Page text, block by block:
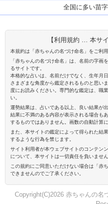
全国に多い苗
【利用規約 … 本サ
本規約は「赤ちゃんの名づけ命名」をご利
「赤ちゃんの名づけ命名」は、名前の字画
るサイトです。
本格的な占いは、名前だけでなく、生年月
さまざまな角度から鑑定されるものと思い
度にお読みください。専門的な鑑定は、職
い。
運勢結果は、占いである以上、良い結果が
結果に不満のある内容が表示される場合も
するものではありません。画数の自動計算
また、本サイトの鑑定によって得られた結
するような行為を禁じます。
サイト利用者が本ウェブサイトのコンテン
について、本サイトは一切責任を負いません
この規約にご同意いただけない場合は「赤
できませんのでご了承ください。
Copyright(C)2026 赤ちゃんの